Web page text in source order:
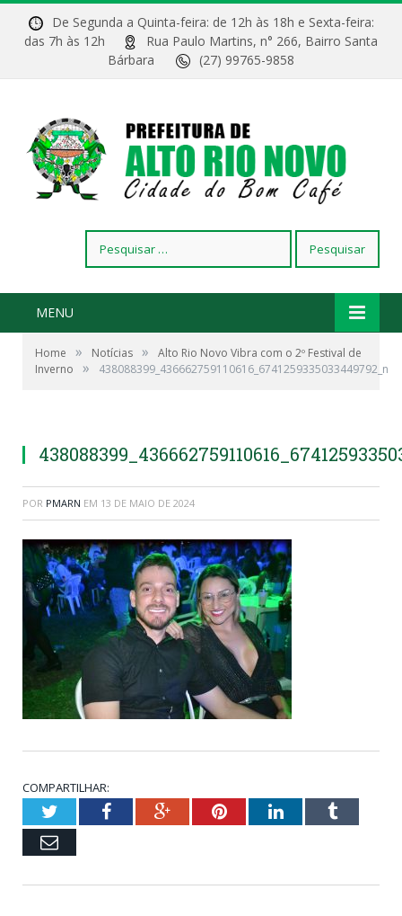
De Segunda a Quinta-feira: de 12h às 18h e Sexta-feira:
das 7h às 12h
Rua Paulo Martins, n° 266, Bairro Santa
Bárbara
(27) 99765-9858
por:
MENU
Home » Notícias »
Alto Rio Novo Vibra com o 2º Festival de
Inverno
» 438088399_436662759110616_6741259335033449792_n
POR PMARN EM 13 DE MAIO DE 2024
COMPARTILHAR:
TwitterFacebookGoogle+PinterestLinkedInTumblr
Email